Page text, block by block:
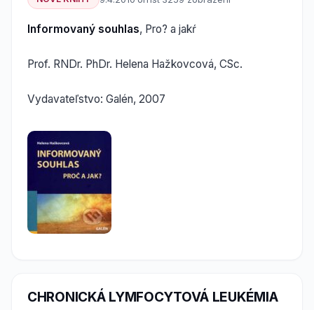
Informovaný souhlas, Pro? a jakŕ
Prof. RNDr. PhDr. Helena Hažkovcová, CSc.
Vydavateľstvo: Galén, 2007
CHRONICKÁ LYMFOCYTOVÁ LEUKÉMIA